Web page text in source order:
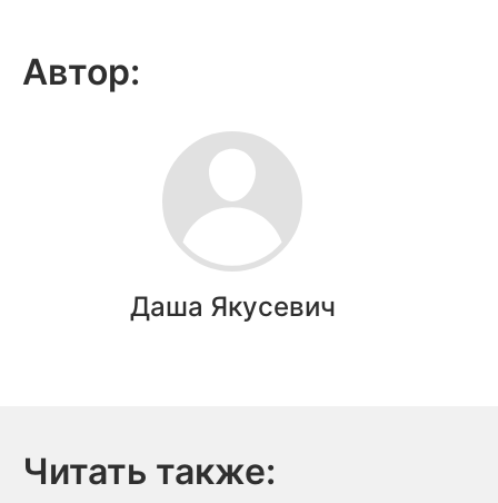
Автор:
Даша Якусевич
Читать также: